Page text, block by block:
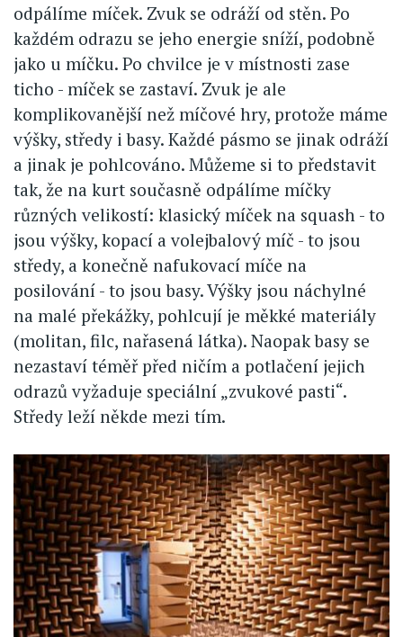
odpálíme míček. Zvuk se odráží od stěn. Po
každém odrazu se jeho energie sníží, podobně
jako u míčku. Po chvilce je v místnosti zase
ticho - míček se zastaví. Zvuk je ale
komplikovanější než míčové hry, protože máme
výšky, středy i basy. Každé pásmo se jinak odráží
a jinak je pohlcováno. Můžeme si to představit
tak, že na kurt současně odpálíme míčky
různých velikostí: klasický míček na squash - to
jsou výšky, kopací a volejbalový míč - to jsou
středy, a konečně nafukovací míče na
posilování - to jsou basy. Výšky jsou náchylné
na malé překážky, pohlcují je měkké materiály
(molitan, filc, nařasená látka). Naopak basy se
nezastaví téměř před ničím a potlačení jejich
odrazů vyžaduje speciální „zvukové pasti“.
Středy leží někde mezi tím.